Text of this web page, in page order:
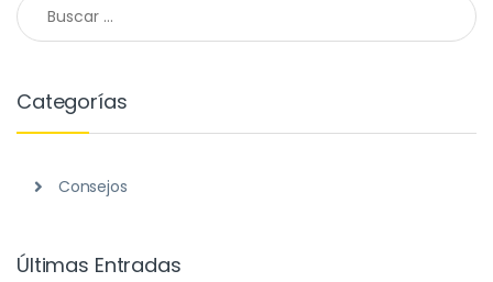
Categorías
Consejos
Últimas Entradas